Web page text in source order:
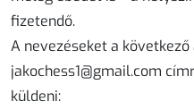
fizetendő.
A nevezéseket a
jakochess1@gmail.com
küldeni: